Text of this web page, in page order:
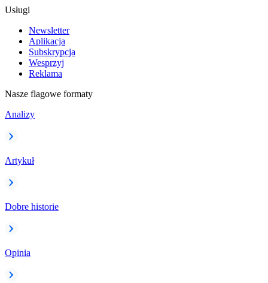
Usługi
Newsletter
Aplikacja
Subskrypcja
Wesprzyj
Reklama
Nasze flagowe formaty
Analizy
Artykuł
Dobre historie
Opinia